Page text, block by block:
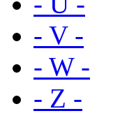
- V -
- W -
- Z -